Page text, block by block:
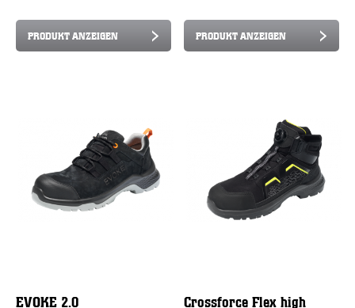
PRODUKT ANZEIGEN PRODUKT ANZEIGEN
EVOKE 2.0 Crossforce Flex high